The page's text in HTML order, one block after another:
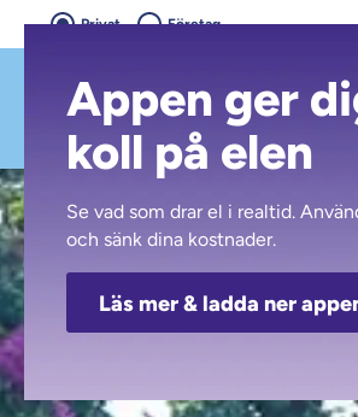
Privat Företag
Appen ger
koll på elen
Se vad som drar el i realtid.
och sänk dina kostnader.
Läs mer & ladda ner